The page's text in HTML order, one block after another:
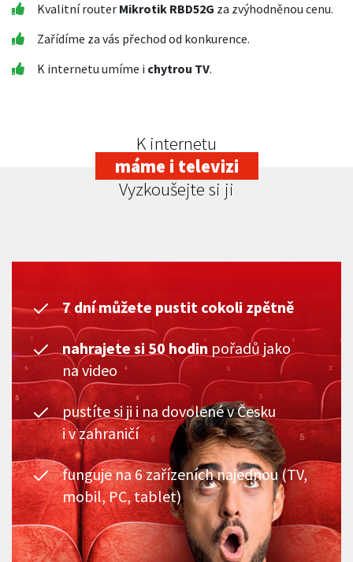
Kvalitní router Mikrotik RBD52G za zvýhodněnou cenu.
Zařídíme za vás přechod od konkurence.
K internetu umíme i chytrou TV.
K internetu
máme i televizi
Vyzkoušejte si ji
7 dní můžete pustit cokoli zpětně
nahrajete si 50 hodin pořadů jako
na video
pustíte si ji i na dovolené v Česku
i v zahraničí
funguje na 6 zařízeních najednou (TV,
mobil, PC, tablet)